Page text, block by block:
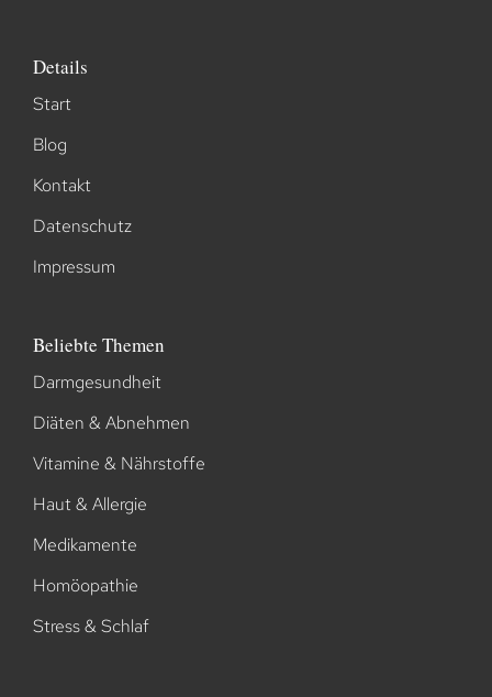
Details
Start
Blog
Kontakt
Datenschutz
Impressum
Beliebte Themen
Darmgesundheit
Diäten & Abnehmen
Vitamine & Nährstoffe
Haut & Allergie
Medikamente
Homöopathie
Stress & Schlaf